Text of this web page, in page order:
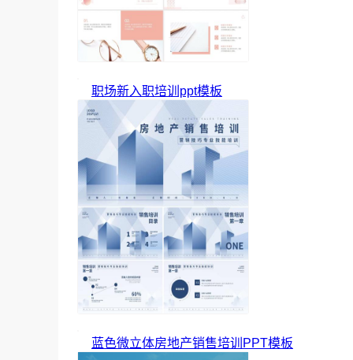
职场新入职培训ppt模板
蓝色微立体房地产销售培训PPT模板